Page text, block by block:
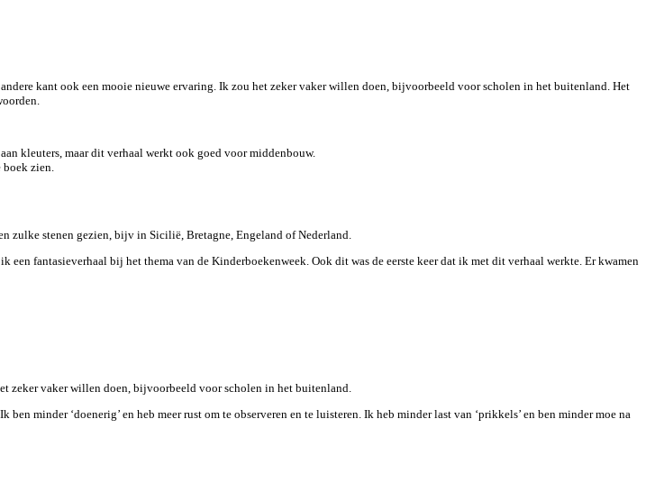
andere kant ook een mooie nieuwe ervaring. Ik zou het zeker vaker willen doen, bijvoorbeeld voor scholen in het buitenland. Het
kleuters, maar dit verhaal werkt ook goed voor middenbouw.
boek zien.
zulke stenen gezien, bijv in Sicilië, Bretagne, Engeland of Nederland.
fantasieverhaal bij het thema van de Kinderboekenweek. Ook dit was de eerste keer dat ik met dit verhaal werkte. Er kwamen
zeker vaker willen doen, bijvoorbeeld voor scholen in het buitenland.
minder ‘doenerig’ en heb meer rust om te observeren en te luisteren. Ik heb minder last van ‘prikkels’ en ben minder moe na